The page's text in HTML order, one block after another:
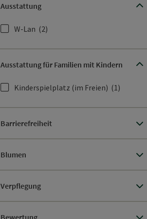
Ausstattung
W-Lan (2)
Ausstattung für Familien mit Kindern
Kinderspielplatz (im Freien) (1)
Barrierefreiheit
Blumen
Verpflegung
Bewertung